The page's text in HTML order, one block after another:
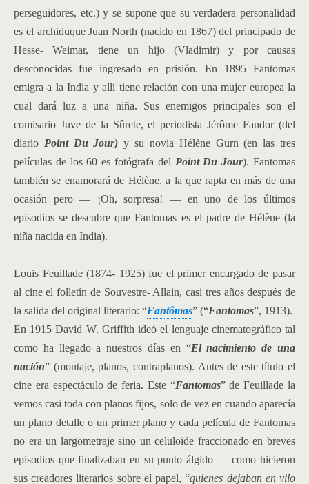
perseguidores, etc.) y se supone que su verdadera personalidad
es el archiduque Juan North (nacido en 1867) del principado de
Hesse- Weimar, tiene un hijo (Vladimir) y por causas
desconocidas fue ingresado en prisión. En 1895 Fantomas
emigra a la India y allí tiene relación con una mujer europea la
cual dará luz a una niña. Sus enemigos principales son el
comisario Juve de la Sûrete, el periodista Jérôme Fandor (del
diario Point Du Jour) y su novia Hélène Gurn (en las tres
películas de los 60 es fotógrafa del Point Du Jour). Fantomas
también se enamorará de Hélène, a la que rapta en más de una
ocasión pero — ¡Oh, sorpresa! — en uno de los últimos
episodios se descubre que Fantomas es el padre de Hélène (la
niña nacida en India).
Louis Feuillade (1874- 1925) fue el primer encargado de pasar
al cine el folletín de Souvestre- Allain, casi tres años después de
la salida del original literario: “Fantômas” (“Fantomas”, 1913).
En 1915 David W. Griffith ideó el lenguaje cinematográfico tal
como ha llegado a nuestros días en “El nacimiento de una
nación” (montaje, planos, contraplanos). Antes de este título el
cine era espectáculo de feria. Este “Fantomas” de Feuillade la
vemos casi toda con planos fijos, solo de vez en cuando aparecía
un plano detalle o un primer plano y cada película de Fantomas
no era un largometraje sino un celuloide fraccionado en breves
episodios que finalizaban en su punto álgido — como hicieron
sus creadores literarios sobre el papel, “quienes dejaban en vilo